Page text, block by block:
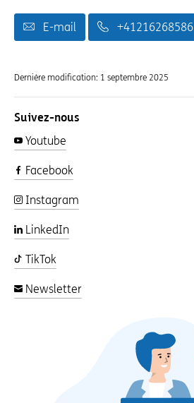
aveugles
E-mail +41216268586
Dernière modification: 1 septembre 2025
Suivez-nous
Youtube
Facebook
Instagram
LinkedIn
TikTok
Newsletter